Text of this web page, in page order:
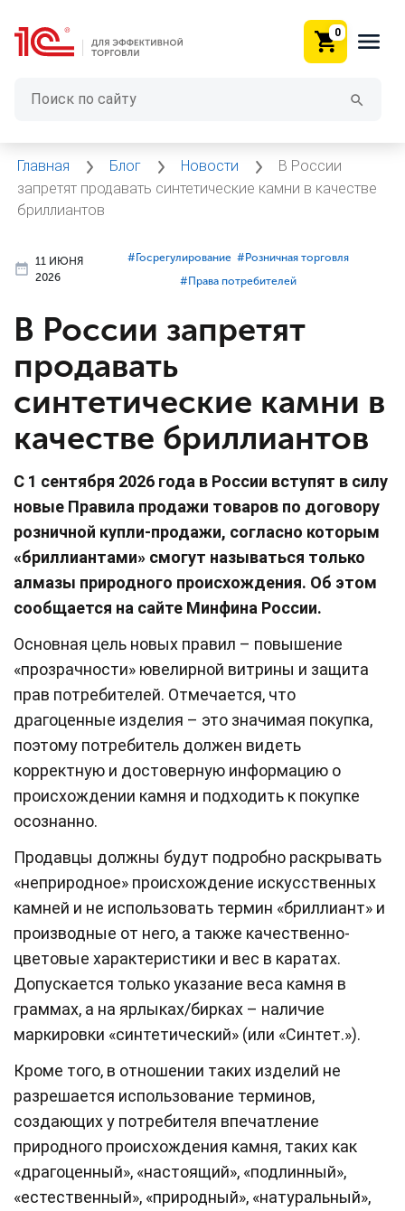
0
Главная Блог Новости
В России
запретят продавать синтетические камни в качестве
бриллиантов
11 ИЮНЯ
2026
#⁣Госрегулирование #⁣Розничная торговля
#⁣Права потребителей
В России запретят
продавать
синтетические камни в
качестве бриллиантов
С 1 сентября 2026 года в России вступят в силу
новые Правила продажи товаров по договору
розничной купли-продажи, согласно которым
«бриллиантами» смогут называться только
алмазы природного происхождения. Об этом
сообщается на сайте Минфина России.
Основная цель новых правил – повышение
«прозрачности» ювелирной витрины и защита
прав потребителей. Отмечается, что
драгоценные изделия – это значимая покупка,
поэтому потребитель должен видеть
корректную и достоверную информацию о
происхождении камня и подходить к покупке
осознанно.
Продавцы должны будут подробно раскрывать
«неприродное» происхождение искусственных
камней и не использовать термин «бриллиант» и
производные от него, а также качественно-
цветовые характеристики и вес в каратах.
Допускается только указание веса камня в
граммах, а на ярлыках/бирках – наличие
маркировки «синтетический» (или «Синтет.»).
Кроме того, в отношении таких изделий не
разрешается использование терминов,
создающих у потребителя впечатление
природного происхождения камня, таких как
«драгоценный», «настоящий», «подлинный»,
«естественный», «природный», «натуральный»,